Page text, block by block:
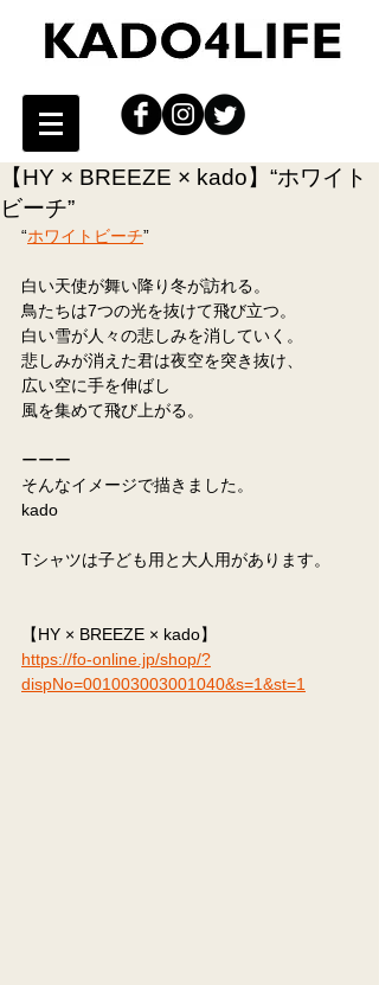
【HY × BREEZE × kado】“ホワイト
ビーチ”
“ホワイトビーチ”
白い天使が舞い降り冬が訪れる。
鳥たちは7つの光を抜けて飛び立つ。
白い雪が人々の悲しみを消していく。
悲しみが消えた君は夜空を突き抜け、
広い空に手を伸ばし
風を集めて飛び上がる。
ーーー
そんなイメージで描きました。
kado
Tシャツは子ども用と大人用があります。
【HY × BREEZE × kado】
https://fo-online.jp/shop/?
dispNo=001003003001040&s=1&st=1